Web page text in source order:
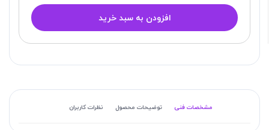
افزودن به سبد خرید
مشخصات فنی توضیحات محصول نظرات کاربران